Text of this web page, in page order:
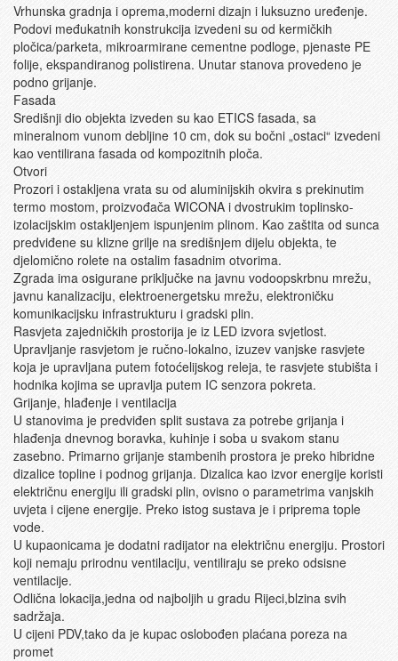
Vrhunska gradnja i oprema,moderni dizajn i luksuzno uređenje.
Podovi međukatnih konstrukcija izvedeni su od kermičkih
pločica/parketa, mikroarmirane cementne podloge, pjenaste PE
folije, ekspandiranog polistirena. Unutar stanova provedeno je
podno grijanje.
Fasada
Središnji dio objekta izveden su kao ETICS fasada, sa
mineralnom vunom debljine 10 cm, dok su bočni „ostaci“ izvedeni
kao ventilirana fasada od kompozitnih ploča.
Otvori
Prozori i ostakljena vrata su od aluminijskih okvira s prekinutim
termo mostom, proizvođača WICONA i dvostrukim toplinsko-
izolacijskim ostakljenjem ispunjenim plinom. Kao zaštita od sunca
predviđene su klizne grilje na središnjem dijelu objekta, te
djelomično rolete na ostalim fasadnim otvorima.
Zgrada ima osigurane priključke na javnu vodoopskrbnu mrežu,
javnu kanalizaciju, elektroenergetsku mrežu, elektroničku
komunikacijsku infrastrukturu i gradski plin.
Rasvjeta zajedničkih prostorija je iz LED izvora svjetlost.
Upravljanje rasvjetom je ručno-lokalno, izuzev vanjske rasvjete
koja je upravljana putem fotoćelijskog releja, te rasvjete stubišta i
hodnika kojima se upravlja putem IC senzora pokreta.
Grijanje, hlađenje i ventilacija
U stanovima je predviđen split sustava za potrebe grijanja i
hlađenja dnevnog boravka, kuhinje i soba u svakom stanu
zasebno. Primarno grijanje stambenih prostora je preko hibridne
dizalice topline i podnog grijanja. Dizalica kao izvor energije koristi
električnu energiju ili gradski plin, ovisno o parametrima vanjskih
uvjeta i cijene energije. Preko istog sustava je i priprema tople
vode.
U kupaonicama je dodatni radijator na električnu energiju. Prostori
koji nemaju prirodnu ventilaciju, ventiliraju se preko odsisne
ventilacije.
Odlična lokacija,jedna od najboljih u gradu Rijeci,blzina svih
sadržaja.
U cijeni PDV,tako da je kupac oslobođen plaćana poreza na
promet